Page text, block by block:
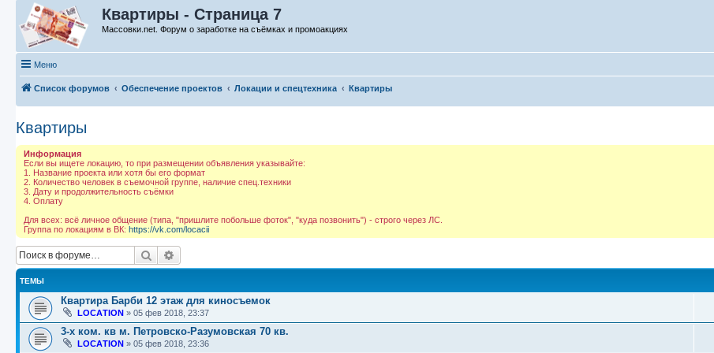
Квартиры - Страница 7
Массовки.net. Форум о заработке на съёмках и промоакциях
Меню
Список форумов Обеспечение проектов Локации и спецтехника Квартиры
Квартиры
Информация
Если вы ищете локацию, то при размещении объявления указывайте:
1. Название проекта или хотя бы его формат
2. Количество человек в съемочной группе, наличие спец.техники
3. Дату и продолжительность съёмки
4. Оплату
Для всех: всё личное общение (типа, "пришлите побольше фоток", "куда позвонить") - строго через ЛС.
Группа по локациям в ВК: https://vk.com/locacii
Поиск
ТЕМЫ
Квартира Барби 12 этаж для киносъемок
LOСАTION » 05 фев 2018, 23:37
3-х ком. кв м. Петровско-Разумовская 70 кв.
LOСАTION » 05 фев 2018, 23:36